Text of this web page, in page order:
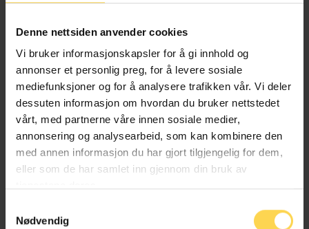
Denne nettsiden anvender cookies
Vi bruker informasjonskapsler for å gi innhold og
annonser et personlig preg, for å levere sosiale
mediefunksjoner og for å analysere trafikken vår. Vi deler
dessuten informasjon om hvordan du bruker nettstedet
vårt, med partnerne våre innen sosiale medier,
annonsering og analysearbeid, som kan kombinere den
med annen informasjon du har gjort tilgjengelig for dem,
eller som de har samlet inn gjennom din bruk av
Nødvendig
Imran Haider
Trygderett og pensjonsrett